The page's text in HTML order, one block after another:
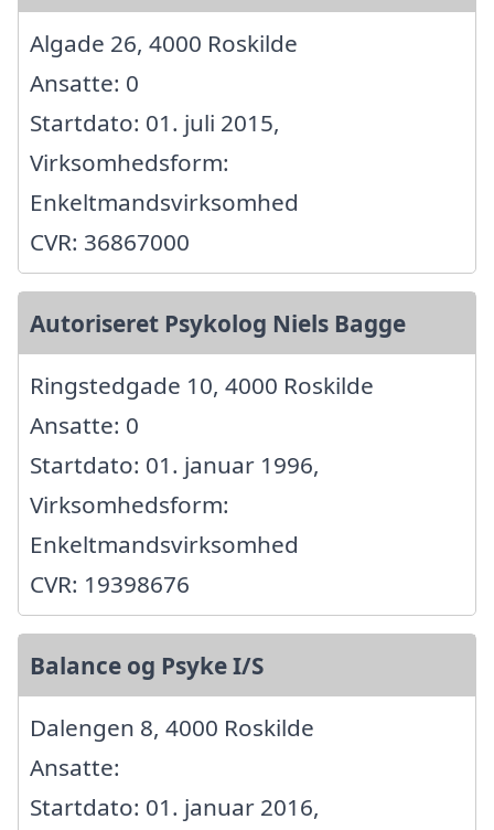
Algade 26, 4000 Roskilde
Ansatte: 0
Startdato: 01. juli 2015,
Virksomhedsform:
Enkeltmandsvirksomhed
CVR: 36867000
Autoriseret Psykolog Niels Bagge
Ringstedgade 10, 4000 Roskilde
Ansatte: 0
Startdato: 01. januar 1996,
Virksomhedsform:
Enkeltmandsvirksomhed
CVR: 19398676
Balance og Psyke I/S
Dalengen 8, 4000 Roskilde
Ansatte:
Startdato: 01. januar 2016,